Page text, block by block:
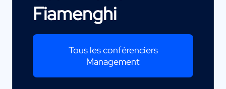
Fiamenghi
Tous les conférenciers
Management